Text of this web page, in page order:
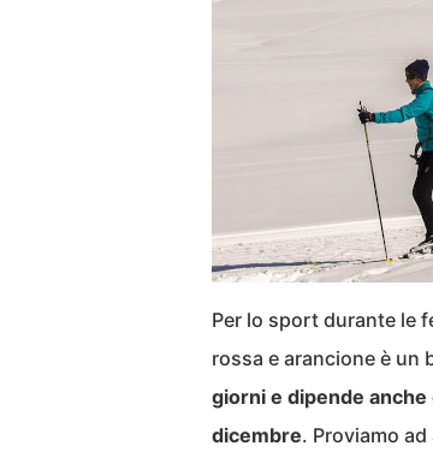
Per lo sport durante le
rossa e arancione è un
giorni e dipende anche
dicembre. Proviamo